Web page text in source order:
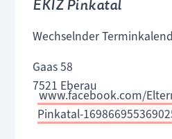
EKIZ Pinkatal
Wechselnder
Gaas 58
7521 Eberau
www.facebook.com/
Pinkatal-